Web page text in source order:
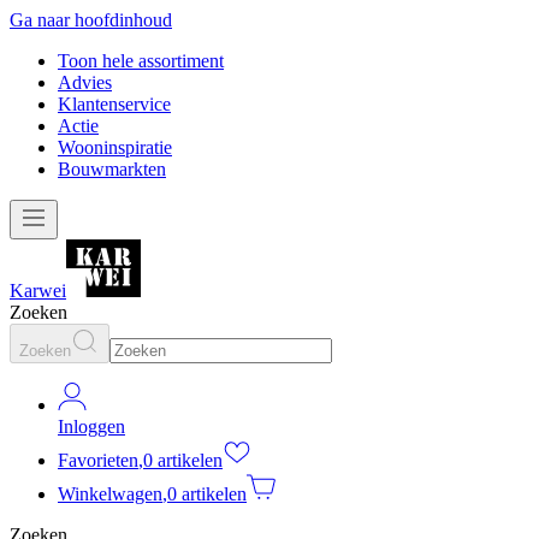
Ga naar hoofdinhoud
Toon hele assortiment
Advies
Klantenservice
Actie
Wooninspiratie
Bouwmarkten
Karwei
Zoeken
Zoeken
Inloggen
Favorieten,0 artikelen
Winkelwagen,0 artikelen
Zoeken